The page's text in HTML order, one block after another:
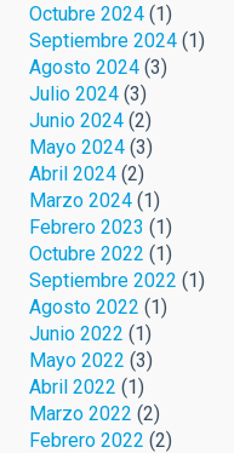
Octubre 2024 (1)
Septiembre 2024 (1)
Agosto 2024 (3)
Julio 2024 (3)
Junio 2024 (2)
Mayo 2024 (3)
Abril 2024 (2)
Marzo 2024 (1)
Febrero 2023 (1)
Octubre 2022 (1)
Septiembre 2022 (1)
Agosto 2022 (1)
Junio 2022 (1)
Mayo 2022 (3)
Abril 2022 (1)
Marzo 2022 (2)
Febrero 2022 (2)